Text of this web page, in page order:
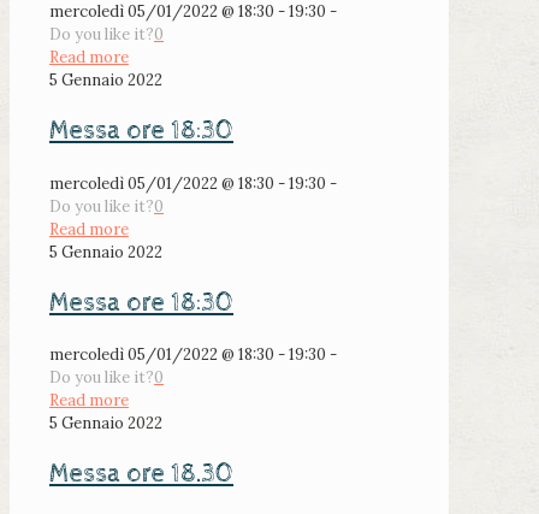
mercoledì 05/01/2022 @ 18:30 - 19:30 -
Do you like it?0
Read more
5 Gennaio 2022
Messa ore 18:30
mercoledì 05/01/2022 @ 18:30 - 19:30 -
Do you like it?0
Read more
5 Gennaio 2022
Messa ore 18:30
mercoledì 05/01/2022 @ 18:30 - 19:30 -
Do you like it?0
Read more
5 Gennaio 2022
Messa ore 18.30